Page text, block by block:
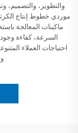
والتطوير، والتصميم،
موردي خطوط إنتاج
السرعة، كفاءة
احتياجات العملاء